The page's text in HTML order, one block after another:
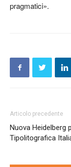
pragmatici».
Articolo precedente
Nuova Heidelberg
Tipolitografica